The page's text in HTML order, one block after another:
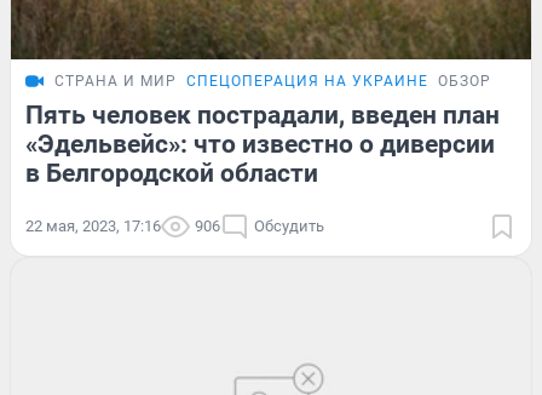
СТРАНА И МИР СПЕЦОПЕРАЦИЯ НА УКРАИНЕ ОБЗОР
Пять человек пострадали, введен план
«Эдельвейс»: что известно о диверсии
в Белгородской области
22 мая, 2023, 17:16 906 Обсудить